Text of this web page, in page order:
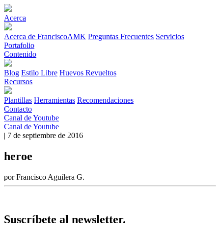
Acerca
Acerca de FranciscoAMK Preguntas Frecuentes Servicios
Portafolio
Contenido
Blog Estilo Libre Huevos Revueltos
Recursos
Plantillas Herramientas Recomendaciones
Contacto
Canal de Youtube
Canal de Youtube
| 7 de septiembre de 2016
heroe
por Francisco Aguilera G.
Suscríbete al newsletter.